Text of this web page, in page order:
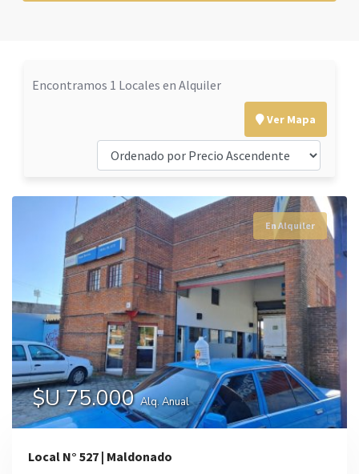
Encontramos 1 Locales en Alquiler
Ver Mapa
En Alquiler
$U 75.000Alq. Anual
Local N° 527 | Maldonado